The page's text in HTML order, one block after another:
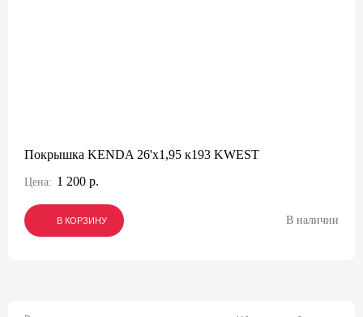
Покрышка KENDA 26'х1,95 к193 KWEST
Цена: 1 200 р.
В КОРЗИНУ
В КОРЗИНУ
В КОРЗИНУ В наличии